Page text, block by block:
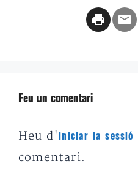
Feu un comentari
Heu d'iniciar la sessió
comentari.